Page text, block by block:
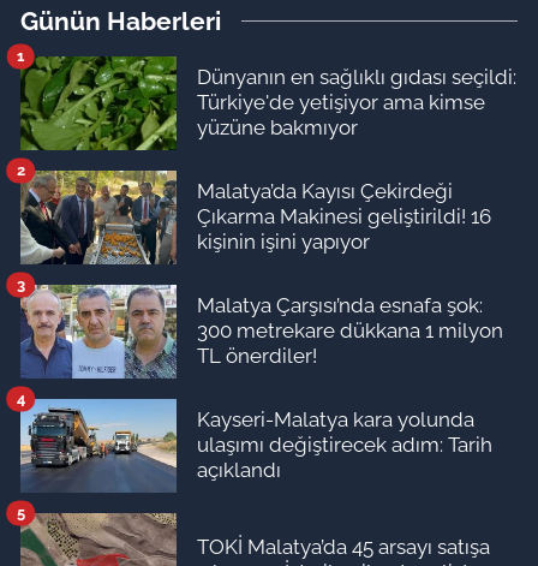
Günün Haberleri
Dünyanın en sağlıklı gıdası seçildi:
Türkiye'de yetişiyor ama kimse
yüzüne bakmıyor
1
Malatya’da Kayısı Çekirdeği
Çıkarma Makinesi geliştirildi! 16
kişinin işini yapıyor
2
Malatya Çarşısı’nda esnafa şok:
300 metrekare dükkana 1 milyon
TL önerdiler!
3
Kayseri-Malatya kara yolunda
ulaşımı değiştirecek adım: Tarih
açıklandı
4
TOKİ Malatya’da 45 arsayı satışa
5